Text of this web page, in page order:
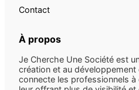
Contact
À propos
Je Cherche Une Société est
création et au développement
connecte les professionnels